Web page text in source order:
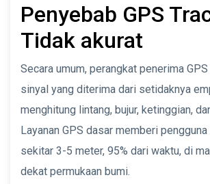
Penyebab GPS
Tidak akurat
Secara umum, perangkat penerima
sinyal yang diterima dari setidaknya
menghitung lintang, bujur, ketinggian,
Layanan GPS dasar memberi
sekitar 3-5 meter, 95% dari waktu, di
dekat permukaan bumi.